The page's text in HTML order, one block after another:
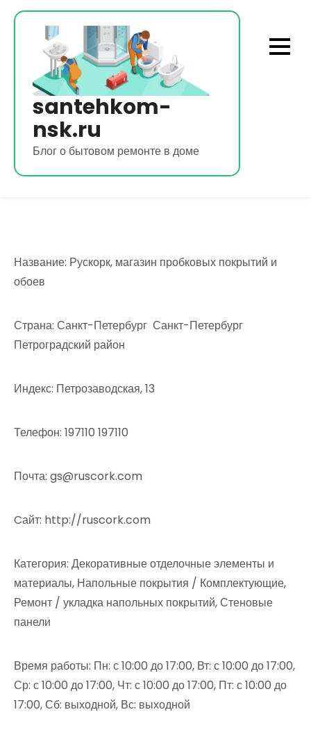
Перейти
содержимому
santehkom-
nsk.ru
Блог о бытовом ремонте в доме
Название: Рускорк, магазин пробковых покрытий и
обоев
Страна: Санкт-Петербург Санкт-Петербург
Петроградский район
Индекс: Петрозаводская, 13
Телефон: 197110 197110
Почта: gs@ruscork.com
Cайт: http://ruscork.com
Категория: Декоративные отделочные элементы и
материалы, Напольные покрытия / Комплектующие,
Ремонт / укладка напольных покрытий, Стеновые
панели
Время работы: Пн: с 10:00 до 17:00, Вт: с 10:00 до 17:00,
Ср: с 10:00 до 17:00, Чт: с 10:00 до 17:00, Пт: с 10:00 до
17:00, Сб: выходной, Вс: выходной